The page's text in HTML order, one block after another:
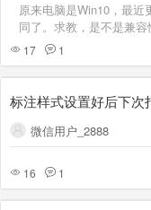
原来电脑是Win10，最近
同了。求教，是不是兼容
17 1
标注样式设置好后下次
微信用户_2888
16 1